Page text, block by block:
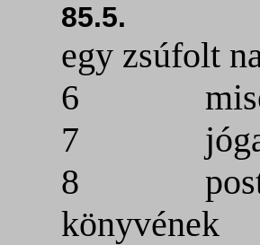
85.5.
egy zsúfolt
6
7
8 postára
könyvének